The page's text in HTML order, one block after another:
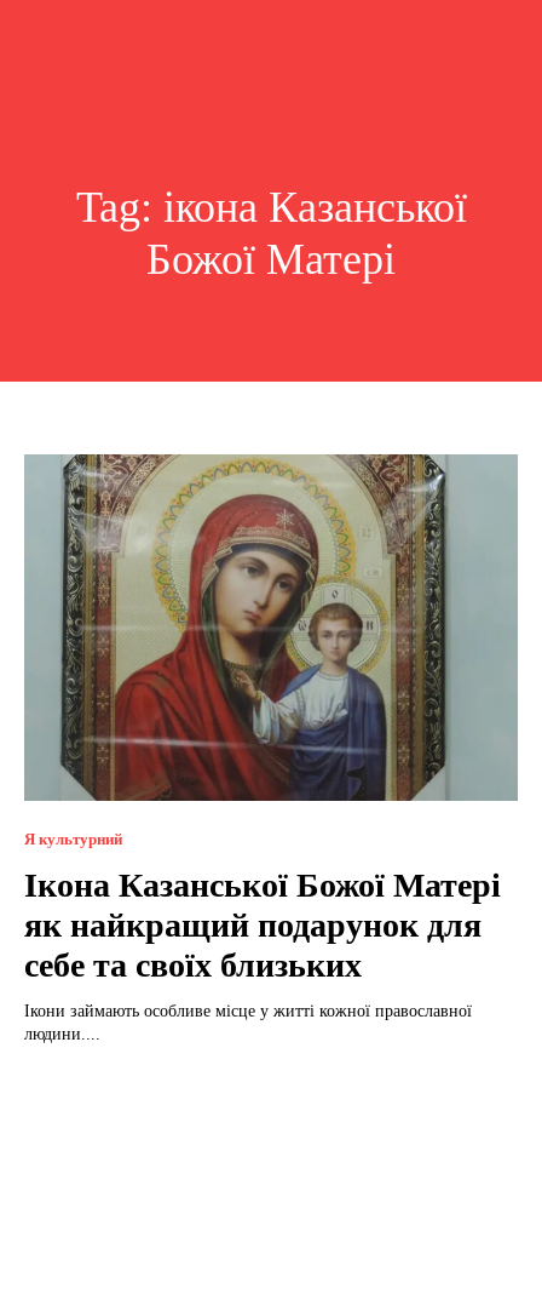
Tag: ікона Казанської
Божої Матері
Я культурний
Ікона Казанської Божої Матері
як найкращий подарунок для
себе та своїх близьких
Ікони займають особливе місце у житті кожної православної
людини....